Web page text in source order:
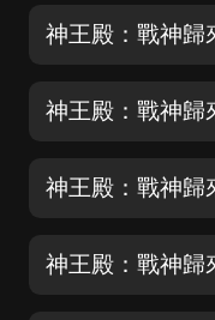
神王殿：戰神歸
神王殿：戰神歸
神王殿：戰神歸
神王殿：戰神歸